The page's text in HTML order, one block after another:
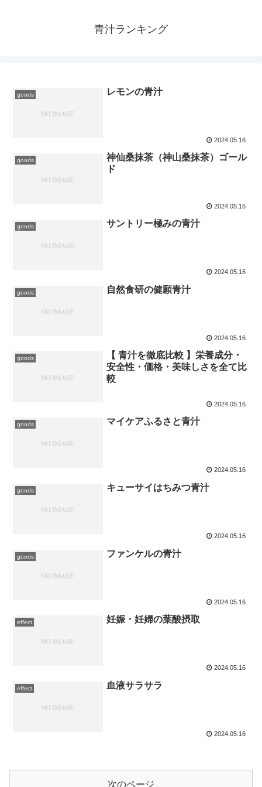
青汁ランキング
goods レモンの青汁
2024.05.16
goods
神仙桑抹茶（神山桑抹茶）ゴール
ド
2024.05.16
goods サントリー極みの青汁
2024.05.16
goods 自然食研の健願青汁
2024.05.16
goods
【 青汁を徹底比較 】栄養成分・
安全性・価格・美味しさを全て比
較
2024.05.16
goods マイケアふるさと青汁
2024.05.16
goods キューサイはちみつ青汁
2024.05.16
goods ファンケルの青汁
2024.05.16
effect 妊娠・妊婦の葉酸摂取
2024.05.16
effect 血液サラサラ
2024.05.16
次のページ